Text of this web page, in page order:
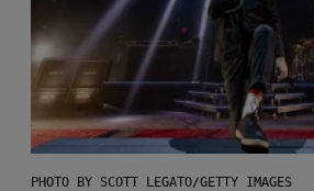
PHOTO BY SCOTT LEGATO/GETTY IMAGES